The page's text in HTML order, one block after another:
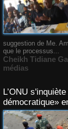
suggestion de Me.
que le processus...
Cheikh Tidiane
médias
L’ONU
démocratique»